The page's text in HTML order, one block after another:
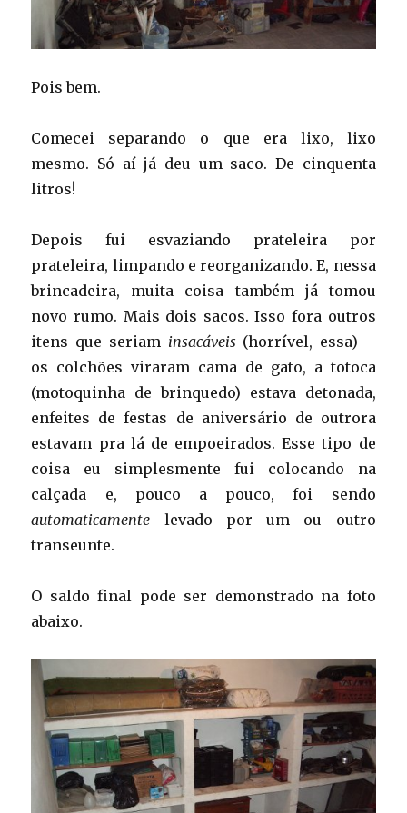
Pois bem.
Comecei separando o que era lixo, lixo
mesmo. Só aí já deu um saco. De cinquenta
litros!
Depois fui esvaziando prateleira por
prateleira, limpando e reorganizando. E, nessa
brincadeira, muita coisa também já tomou
novo rumo. Mais dois sacos. Isso fora outros
itens que seriam insacáveis (horrível, essa) –
os colchões viraram cama de gato, a totoca
(motoquinha de brinquedo) estava detonada,
enfeites de festas de aniversário de outrora
estavam pra lá de empoeirados. Esse tipo de
coisa eu simplesmente fui colocando na
calçada e, pouco a pouco, foi sendo
automaticamente levado por um ou outro
transeunte.
O saldo final pode ser demonstrado na foto
abaixo.